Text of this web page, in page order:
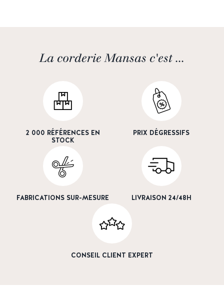
La corderie Mansas c'est ...
2 000 RÉFÉRENCES EN
STOCK
PRIX DÉGRESSIFS
FABRICATIONS SUR-MESURE LIVRAISON 24/48H
CONSEIL CLIENT EXPERT